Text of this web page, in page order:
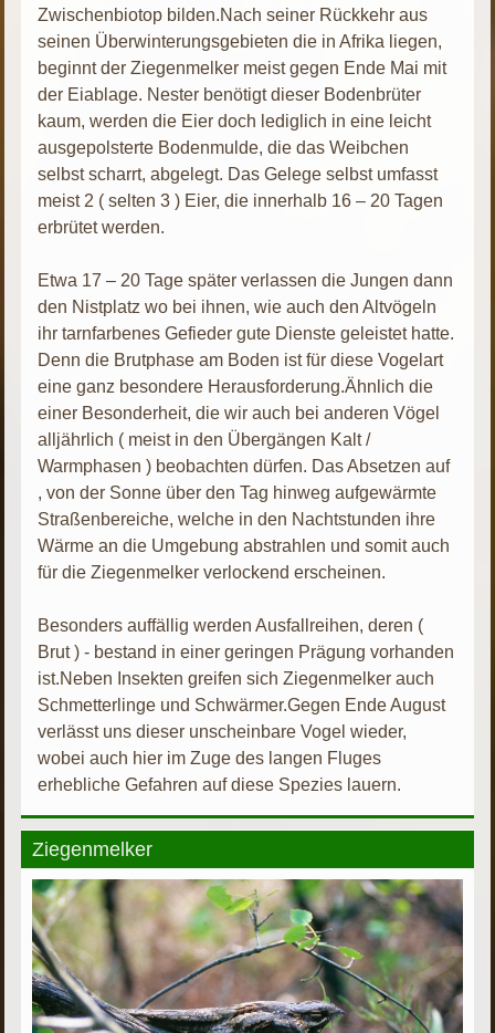
Zwischenbiotop bilden.Nach seiner Rückkehr aus
seinen Überwinterungsgebieten die in Afrika liegen,
beginnt der Ziegenmelker meist gegen Ende Mai mit
der Eiablage. Nester benötigt dieser Bodenbrüter
kaum, werden die Eier doch lediglich in eine leicht
ausgepolsterte Bodenmulde, die das Weibchen
selbst scharrt, abgelegt. Das Gelege selbst umfasst
meist 2 ( selten 3 ) Eier, die innerhalb 16 – 20 Tagen
erbrütet werden.
Etwa 17 – 20 Tage später verlassen die Jungen dann
den Nistplatz wo bei ihnen, wie auch den Altvögeln
ihr tarnfarbenes Gefieder gute Dienste geleistet hatte.
Denn die Brutphase am Boden ist für diese Vogelart
eine ganz besondere Herausforderung.Ähnlich die
einer Besonderheit, die wir auch bei anderen Vögel
alljährlich ( meist in den Übergängen Kalt /
Warmphasen ) beobachten dürfen. Das Absetzen auf
, von der Sonne über den Tag hinweg aufgewärmte
Straßenbereiche, welche in den Nachtstunden ihre
Wärme an die Umgebung abstrahlen und somit auch
für die Ziegenmelker verlockend erscheinen.
Besonders auffällig werden Ausfallreihen, deren (
Brut ) - bestand in einer geringen Prägung vorhanden
ist.Neben Insekten greifen sich Ziegenmelker auch
Schmetterlinge und Schwärmer.Gegen Ende August
verlässt uns dieser unscheinbare Vogel wieder,
wobei auch hier im Zuge des langen Fluges
erhebliche Gefahren auf diese Spezies lauern.
Ziegenmelker